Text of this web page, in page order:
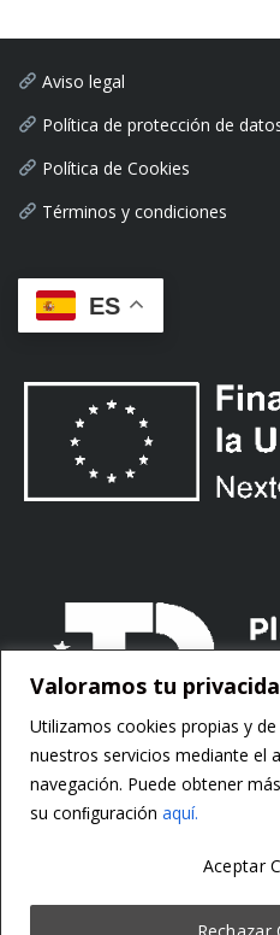
Valoramos tu
Utilizamos cookies propias y
nuestros servicios mediante el
navegación. Puede obtener
su conﬁguración aquí.
Rechazar
Aceptar
Aviso legal
Política de protección de
Política de Cookies
Términos y condiciones
ES